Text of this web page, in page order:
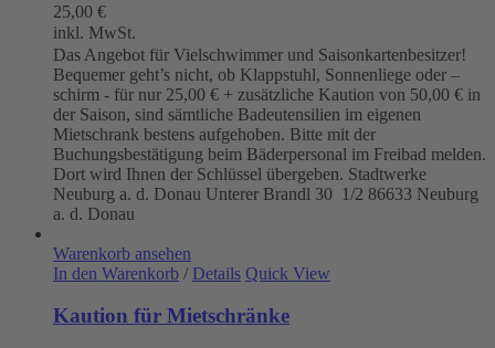
25,00 €
inkl. MwSt.
Das Angebot für Vielschwimmer und Saisonkartenbesitzer!
Bequemer geht’s nicht, ob Klappstuhl, Sonnenliege oder –
schirm - für nur 25,00 € + zusätzliche Kaution von 50,00 € in
der Saison, sind sämtliche Badeutensilien im eigenen
Mietschrank bestens aufgehoben. Bitte mit der
Buchungsbestätigung beim Bäderpersonal im Freibad melden.
Dort wird Ihnen der Schlüssel übergeben. Stadtwerke
Neuburg a. d. Donau Unterer Brandl 30 1/2 86633 Neuburg
a. d. Donau
Warenkorb ansehen
In den Warenkorb / Details Quick View
Kaution für Mietschränke